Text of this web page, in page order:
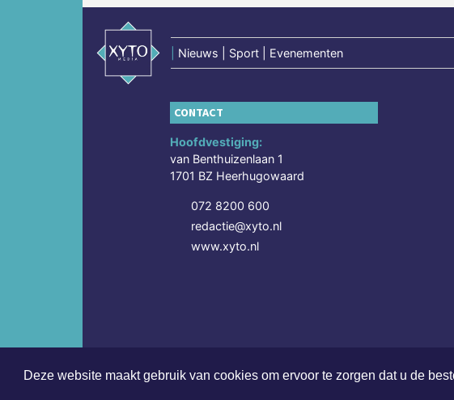
Deze website maakt gebruik van cookies om ervoor te zorgen dat u de
Nieuws | Sport | Evenementen
CONTACT
Hoofdvestiging:
van Benthuizenlaan 1
1701 BZ Heerhugowaard
072 8200 600
redactie@xyto.nl
www.xyto.nl
Copyright (c) 2026 | Leeuwarderdagblad.nl - Alle rechten voorbehouden